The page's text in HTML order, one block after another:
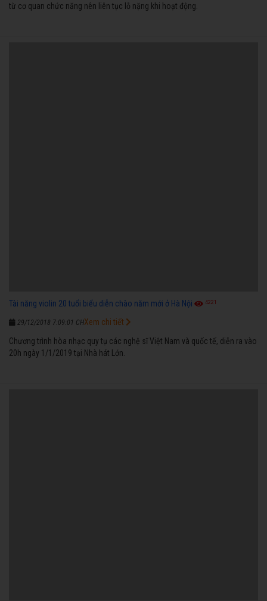
từ cơ quan chức năng nên liên tục lỗ nặng khi hoạt động.
Tài năng violin 20 tuổi biểu diễn chào năm mới ở Hà Nội 4221
29/12/2018 7:09:01 CH
Chương trình hòa nhạc quy tụ các nghệ sĩ Việt Nam và quốc tế, diễn ra vào
20h ngày 1/1/2019 tại Nhà hát Lớn.
Xem chi tiết